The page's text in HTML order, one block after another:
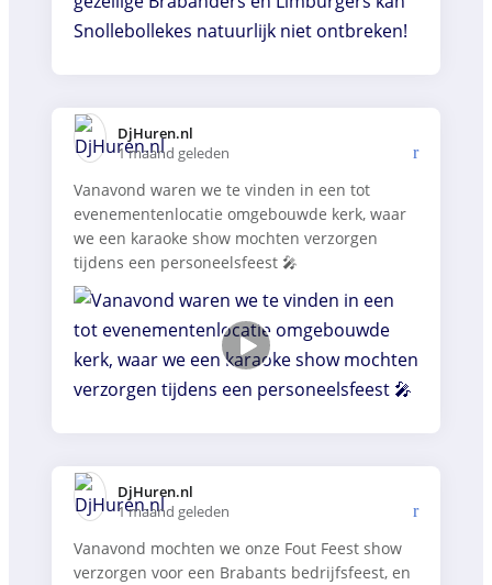
DjHuren.nl️
1 maand geleden
Vanavond waren we te vinden in een tot
evenementenlocatie omgebouwde kerk, waar
we een karaoke show mochten verzorgen
tijdens een personeelsfeest 🎤
DjHuren.nl️
1 maand geleden
Vanavond mochten we onze Fout Feest show
verzorgen voor een Brabants bedrijfsfeest, en